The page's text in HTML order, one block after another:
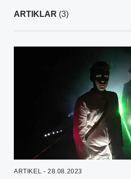
ARTIKLAR (3)
ARTIKEL - 28.08.2023